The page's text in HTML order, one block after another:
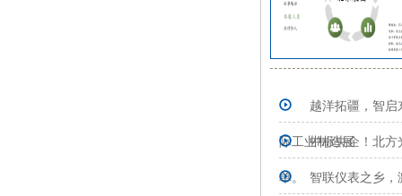
越洋拓疆，智
际工业制造展
中标央企！北
单。
智联仪表之乡